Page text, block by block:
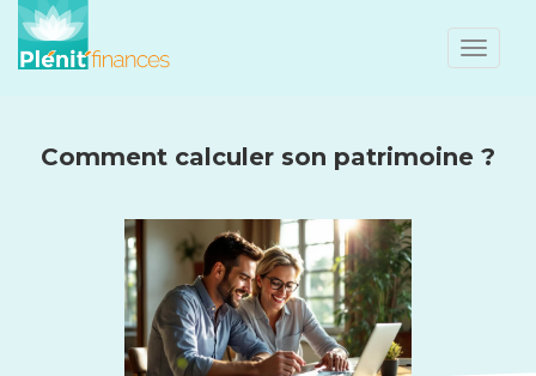
Toggle
Comment calculer son patrimoine ?